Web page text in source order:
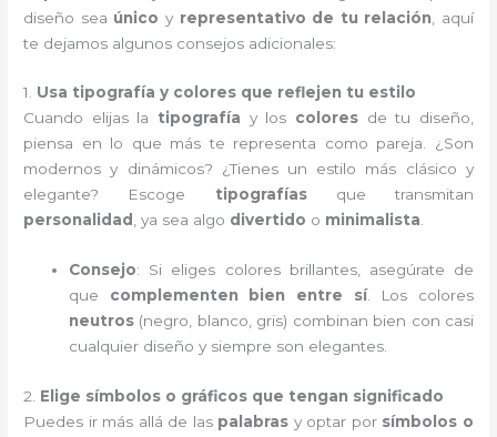
diseño sea único y representativo de tu relación , aquí
te dejamos algunos consejos adicionales:
1. Usa tipografía y colores que reflejen tu estilo
Cuando elijas la tipografía y los coloresde tu diseño,
piensa en lo que más te representa como pareja. ¿Son
modernos y dinámicos? ¿Tienes un estilo más clásico y
elegante? Escoge tipografíasque transmitan
personalidad , ya sea algo divertido o minimalista.
Consejo: Si eliges colores brillantes, asegúrate de
que complementen bien entre sí. Los colores
neutros (negro, blanco, gris) combinan bien con casi
cualquier diseño y siempre son elegantes.
2. Elige símbolos o gráficos que tengan significado
Puedes ir más allá de las palabras y optar por símbolos o